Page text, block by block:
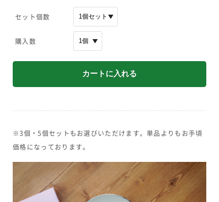
セット個数
購入数
※3個・5個セットもお選びいただけます。単品よりもお手頃
価格になっております。